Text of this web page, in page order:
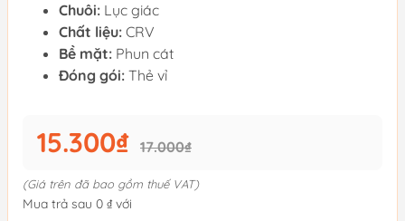
Chuôi: Lục giác
Chất liệu: CRV
Bề mặt: Phun cát
Đóng gói: Thẻ vỉ
15.300₫ 17.000₫
(Giá trên đã bao gồm thuế VAT)
Mua trả sau 0 ₫ với